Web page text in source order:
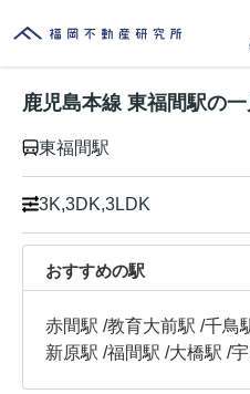
鹿児島本線 東福間駅の
東福間駅
3K,3DK,3LDK
おすすめの駅
赤間駅 /教育大前駅 /千鳥
新原駅 /福間駅 /大橋駅 /